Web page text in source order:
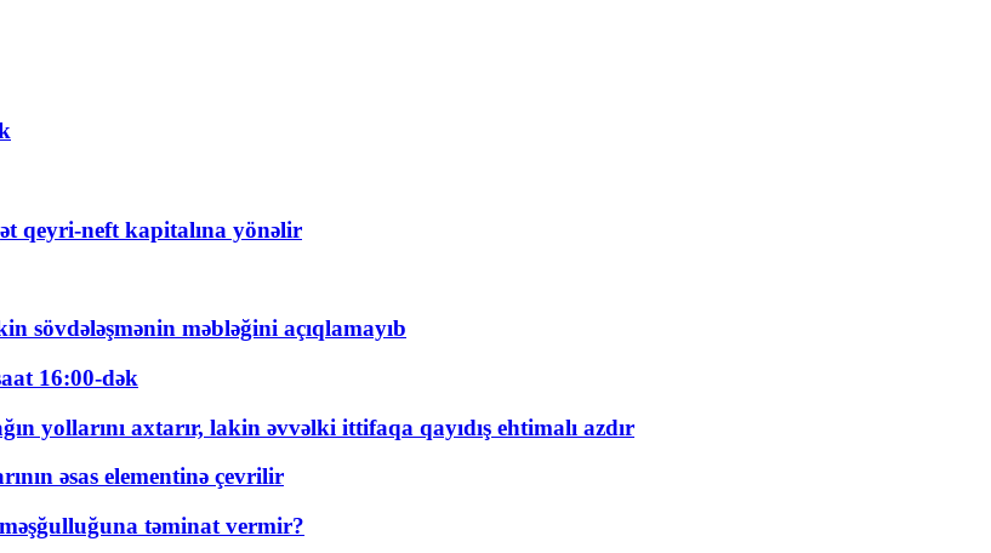
qeyri-neft kapitalına yönəlir
sövdələşmənin məbləğini açıqlamayıb
16:00-dək
yollarını axtarır, lakin əvvəlki ittifaqa qayıdış ehtimalı azdır
əsas elementinə çevrilir
təminat vermir?